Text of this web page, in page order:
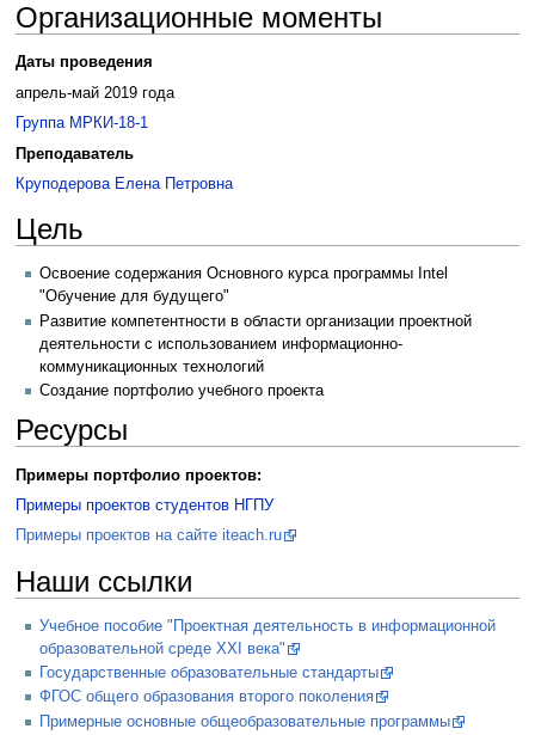
Организационные моменты
Даты проведения
апрель-май 2019 года
Группа МРКИ-18-1
Преподаватель
Круподерова Елена Петровна
Цель
Освоение содержания Основного курса программы Intel
"Обучение для будущего"
Развитие компетентности в области организации проектной
деятельности с использованием информационно-
коммуникационных технологий
Создание портфолио учебного проекта
Ресурсы
Примеры портфолио проектов:
Примеры проектов студентов НГПУ
Примеры проектов на сайте iteach.ru
Наши ссылки
Учебное пособие "Проектная деятельность в информационной
образовательной среде XXI века"
Государственные образовательные стандарты
ФГОС общего образования второго поколения
Примерные основные общеобразовательные программы